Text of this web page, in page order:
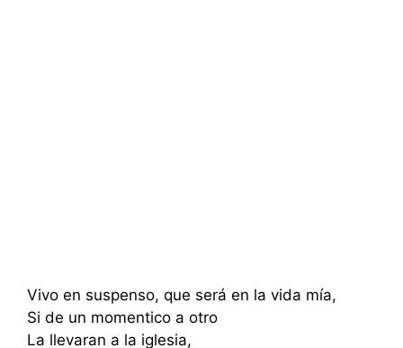
Vivo en suspenso, que será en la vida mía,
Si de un momentico a otro
La llevaran a la iglesia,